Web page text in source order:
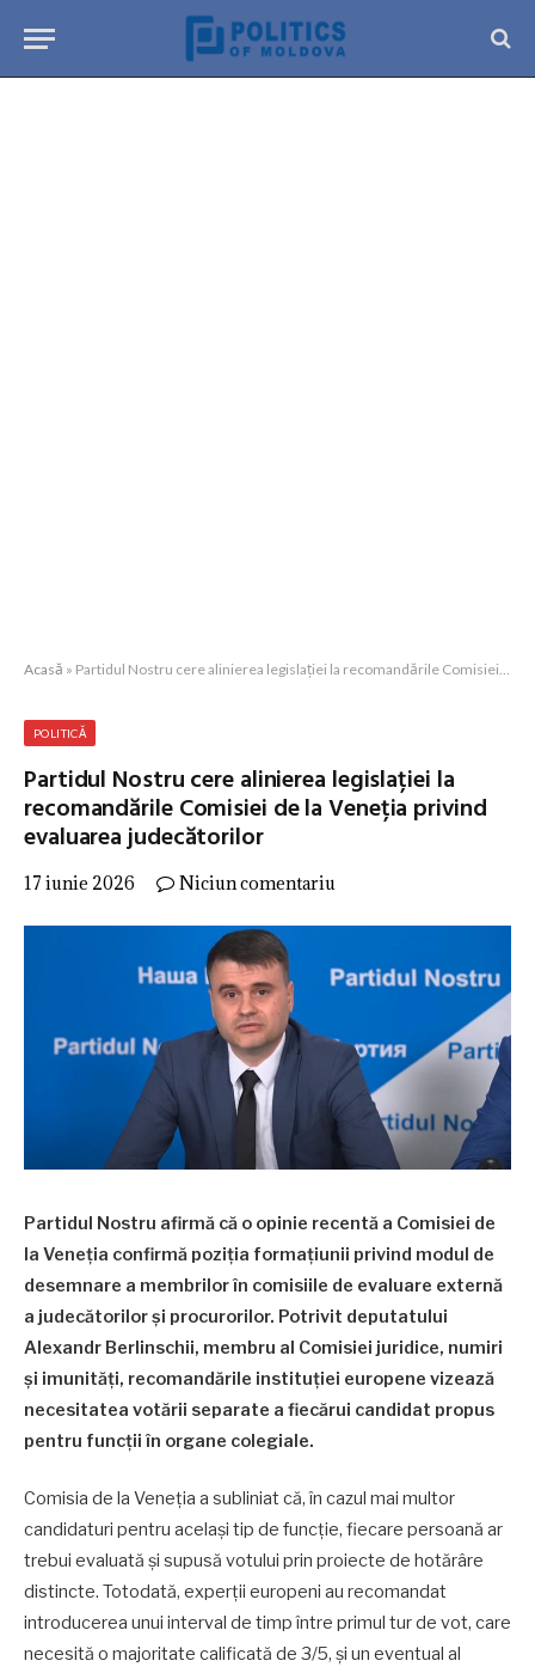
Acasă » Partidul Nostru cere alinierea legislației la recomandările Comisiei de la Veneția privind evaluarea judecătorilor
POLITICĂ
Partidul Nostru cere alinierea legislației la
recomandările Comisiei de la Veneția privind
evaluarea judecătorilor
17 iunie 2026 Niciun comentariu
Partidul Nostru afirmă că o opinie recentă a Comisiei de
la Veneția confirmă poziția formațiunii privind modul de
desemnare a membrilor în comisiile de evaluare externă
a judecătorilor și procurorilor. Potrivit deputatului
Alexandr Berlinschii, membru al Comisiei juridice, numiri
și imunități, recomandările instituției europene vizează
necesitatea votării separate a fiecărui candidat propus
pentru funcții în organe colegiale.
Comisia de la Veneția a subliniat că, în cazul mai multor
candidaturi pentru același tip de funcție, fiecare persoană ar
trebui evaluată și supusă votului prin proiecte de hotărâre
distincte. Totodată, experții europeni au recomandat
introducerea unui interval de timp între primul tur de vot, care
necesită o majoritate calificată de 3/5, și un eventual al